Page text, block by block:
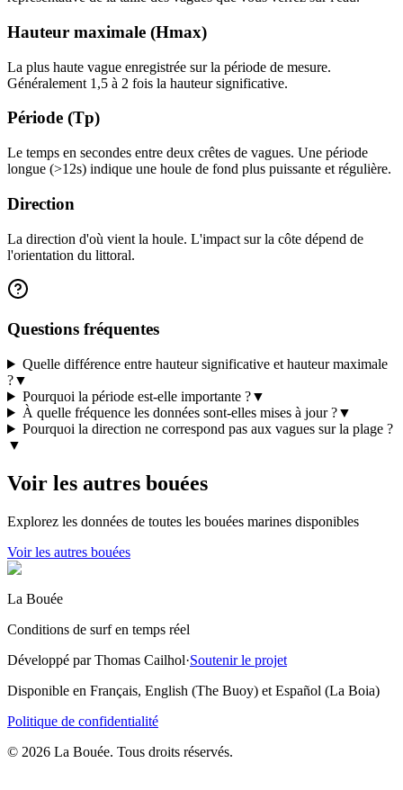
Hauteur maximale (Hmax)
La plus haute vague enregistrée sur la période de mesure.
Généralement 1,5 à 2 fois la hauteur significative.
Période (Tp)
Le temps en secondes entre deux crêtes de vagues. Une période
longue (>12s) indique une houle de fond plus puissante et régulière.
Direction
La direction d'où vient la houle. L'impact sur la côte dépend de
l'orientation du littoral.
Questions fréquentes
Quelle différence entre hauteur significative et hauteur maximale
?▼
Pourquoi la période est-elle importante ?▼
À quelle fréquence les données sont-elles mises à jour ?▼
Pourquoi la direction ne correspond pas aux vagues sur la plage ?
▼
Voir les autres bouées
Explorez les données de toutes les bouées marines disponibles
Voir les autres bouées
La Bouée
Conditions de surf en temps réel
Développé par Thomas Cailhol·Soutenir le projet
Disponible en Français, English (The Buoy) et Español (La Boia)
Politique de confidentialité
© 2026 La Bouée. Tous droits réservés.